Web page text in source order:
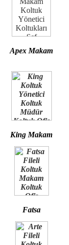
önem
ve modern
karar verelim.
Büro Mobilya
Apex Makam
King Makam
Fatsa